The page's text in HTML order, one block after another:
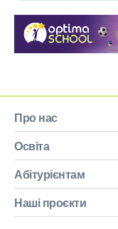
Про нас
Освіта
Абітурієнтам
Наші проєкти